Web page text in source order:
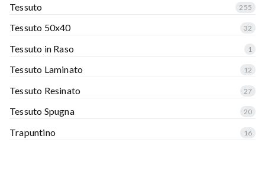
Tessuto 255
Tessuto 50x40 32
Tessuto in Raso 1
Tessuto Laminato 12
Tessuto Resinato 27
Tessuto Spugna 20
Trapuntino 16